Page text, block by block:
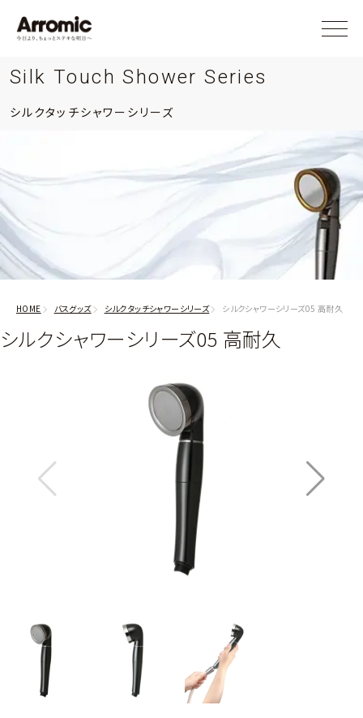
Silk Touch Shower Series
シルクタッチシャワーシリーズ
HOME バスグッズ シルクタッチシャワーシリーズ シルクシャワーシリーズ05 高耐久
シルクシャワーシリーズ05 高耐久